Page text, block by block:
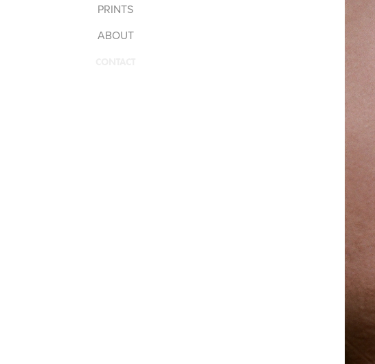
PRINTS
ABOUT